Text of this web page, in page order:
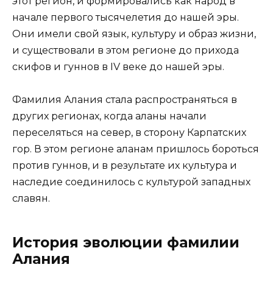
начале первого тысячелетия до нашей эры.
Они имели свой язык, культуру и образ жизни,
и существовали в этом регионе до прихода
скифов и гуннов в IV веке до нашей эры.
Фамилия Алания стала распространяться в
других регионах, когда аланы начали
переселяться на север, в сторону Карпатских
гор. В этом регионе аланам пришлось бороться
против гуннов, и в результате их культура и
наследие соединилось с культурой западных
славян.
История эволюции фамилии
Алания